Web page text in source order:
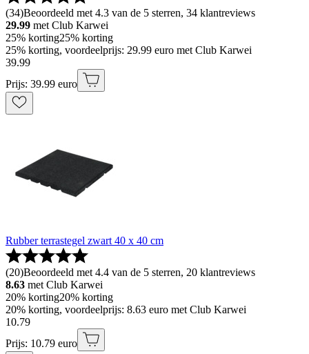
(34)Beoordeeld met 4.3 van de 5 sterren, 34 klantreviews
29.99 met Club Karwei
25% korting25% korting
25% korting, voordeelprijs: 29.99 euro met Club Karwei
39.99
Prijs: 39.99 euro
Rubber terrastegel zwart 40 x 40 cm
(20)Beoordeeld met 4.4 van de 5 sterren, 20 klantreviews
8.63 met Club Karwei
20% korting20% korting
20% korting, voordeelprijs: 8.63 euro met Club Karwei
10.79
Prijs: 10.79 euro